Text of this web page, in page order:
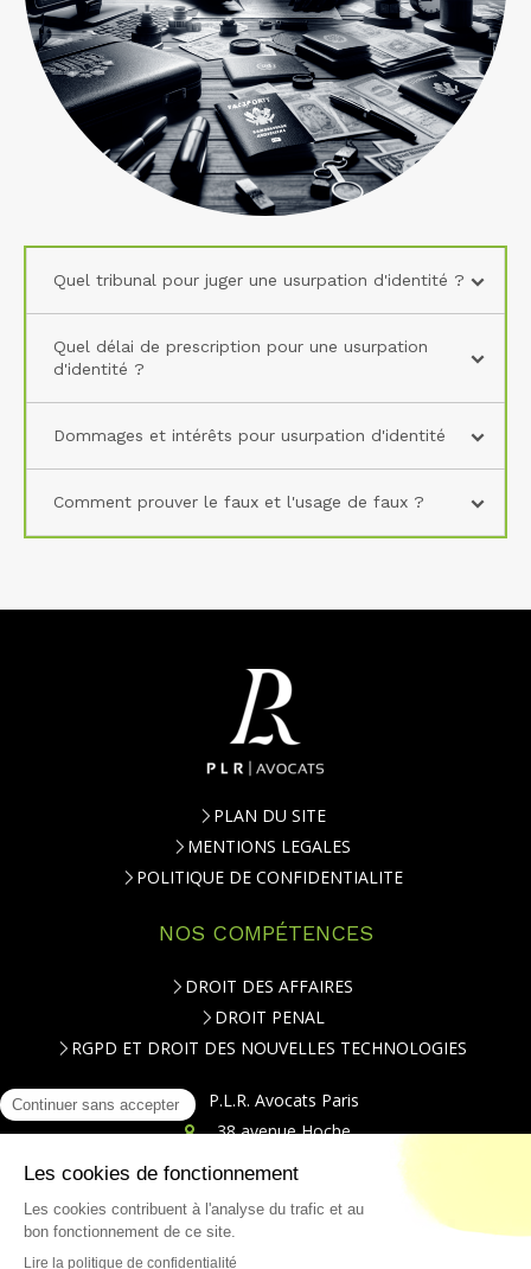
Quel tribunal pour juger une usurpation d'identité ?
Quel délai de prescription pour une usurpation
d'identité ?
Dommages et intérêts pour usurpation d'identité
Comment prouver le faux et l'usage de faux ?
PLAN DU SITE
MENTIONS LEGALES
POLITIQUE DE CONFIDENTIALITE
NOS COMPÉTENCES
DROIT DES AFFAIRES
DROIT PENAL
RGPD ET DROIT DES NOUVELLES TECHNOLOGIES
P.L.R. Avocats Paris
38 avenue Hoche
Téléphone : 01.84.79.20.00
CONTACT